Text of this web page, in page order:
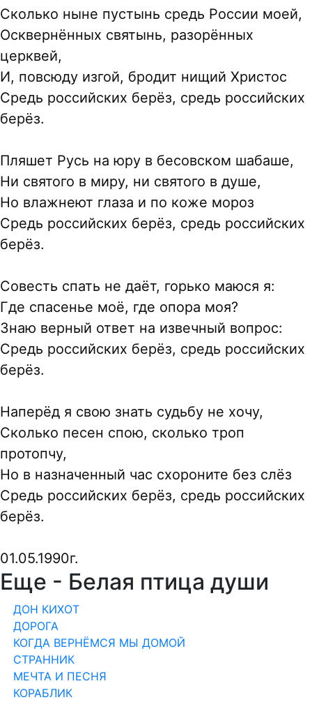
Сколько ныне пустынь средь России моей,
Осквернённых святынь, разорённых
церквей,
И, повсюду изгой, бродит нищий Христос
Средь российских берёз, средь российских
берёз.
Пляшет Русь на юру в бесовском шабаше,
Ни святого в миру, ни святого в душе,
Но влажнеют глаза и по коже мороз
Средь российских берёз, средь российских
берёз.
Совесть спать не даёт, горько маюся я:
Где спасенье моё, где опора моя?
Знаю верный ответ на извечный вопрос:
Средь российских берёз, средь российских
берёз.
Наперёд я свою знать судьбу не хочу,
Сколько песен спою, сколько троп
протопчу,
Но в назначенный час схороните без слёз
Средь российских берёз, средь российских
берёз.
01.05.1990г.
Еще - Белая птица души
ДОН КИХОТ
ДОРОГА
КОГДА ВЕРНЁМСЯ МЫ ДОМОЙ
СТРАННИК
МЕЧТА И ПЕСНЯ
КОРАБЛИК